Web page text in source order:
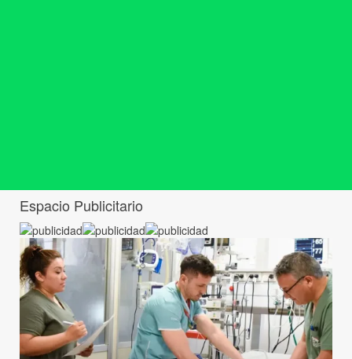
Espacio Publicitario